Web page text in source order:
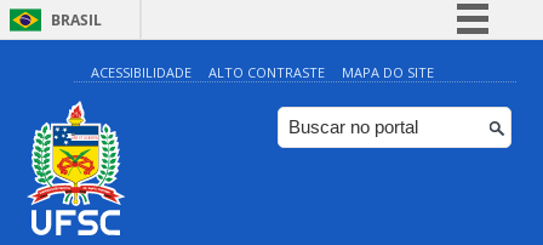
BRASIL
Simplifique!
Comunica BR
Participe
ACESSIBILIDADE ALTO CONTRASTE MAPA DO SITE